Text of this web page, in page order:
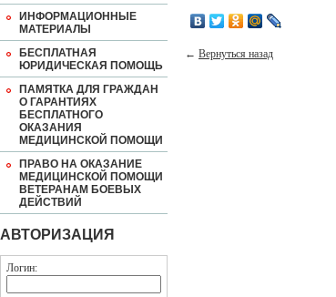
ИНФОРМАЦИОННЫЕ
МАТЕРИАЛЫ
БЕСПЛАТНАЯ
ЮРИДИЧЕСКАЯ ПОМОЩЬ
ПАМЯТКА ДЛЯ ГРАЖДАН
О ГАРАНТИЯХ
БЕСПЛАТНОГО
ОКАЗАНИЯ
МЕДИЦИНСКОЙ ПОМОЩИ
ПРАВО НА ОКАЗАНИЕ
МЕДИЦИНСКОЙ ПОМОЩИ
ВЕТЕРАНАМ БОЕВЫХ
ДЕЙСТВИЙ
АВТОРИЗАЦИЯ
Логин:
← Вернуться назад